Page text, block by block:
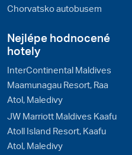
Chorvatsko autobusem
Nejlépe hodnocené
hotely
InterContinental Maldives
Maamunagau Resort, Raa
Atol, Maledivy
JW Marriott Maldives Kaafu
Atoll Island Resort, Kaafu
Atol, Maledivy